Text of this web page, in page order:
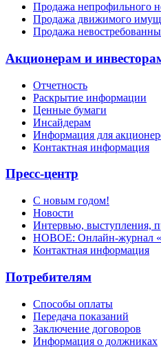
Продажа непрофильного
Продажа движимого
Продажа
Акционерам и
Отчетность
Раскрытие информации
Ценные бумаги
Инсайдерам
Информация для
Контактная информация
Пресс-центр
С новым годом!
Новости
Интервью, выступления,
НОВОЕ: Онлайн-журнал
Контактная информация
Потребителям
Способы оплаты
Передача показаний
Заключение договоров
Информация о должниках